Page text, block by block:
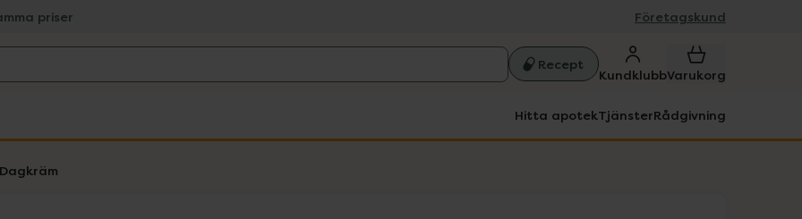
priser Företagskund
Recept
KundklubbVarukorg
Hitta apotekTjänsterRådgivning
Dagkräm